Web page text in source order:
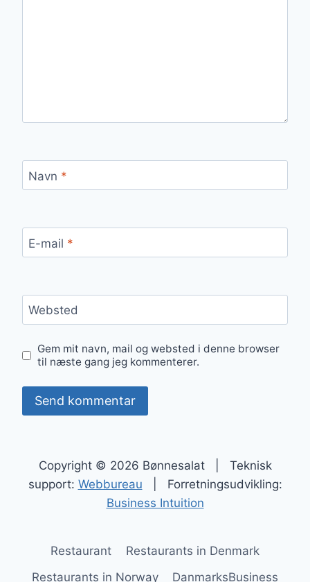
Navn *
E-mail *
Websted
Gem mit navn, mail og websted i denne browser
til næste gang jeg kommenterer.
Copyright © 2026 Bønnesalat | Teknisk
support: Webbureau | Forretningsudvikling:
Business Intuition
Restaurant
Restaurants in Denmark
Restaurants in Norway
DanmarksBusiness